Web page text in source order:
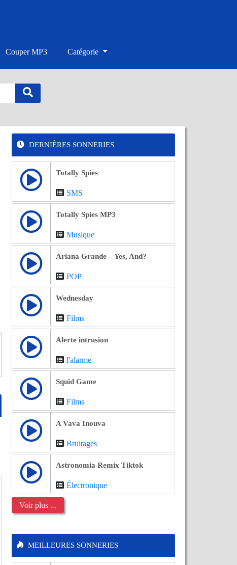
Couper MP3 Catégorie
DERNIÈRES SONNERIES
Totally Spies
SMS
Totally Spies MP3
Musique
Ariana Grande – Yes, And?
POP
Wednesday
Films
Alerte intrusion
l'alarme
Squid Game
Films
A Vava Inouva
Bruitages
Astronomia Remix Tiktok
Électronique
Voir plus ...
MEILLEURES SONNERIES